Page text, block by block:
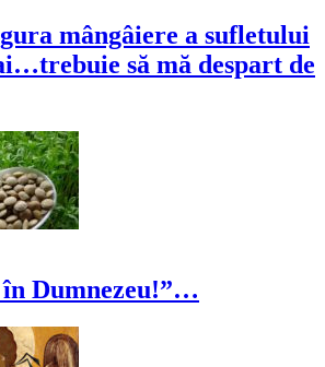
mângâiere a sufletului
să mă despart de
în Dumnezeu!”…